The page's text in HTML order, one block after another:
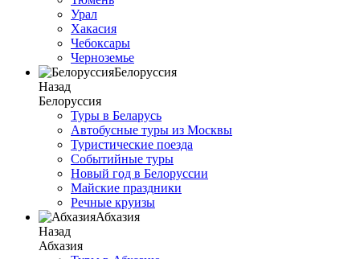
Урал
Хакасия
Чебоксары
Черноземье
Белоруссия
Назад
Белоруссия
Туры в Беларусь
Автобусные туры из Москвы
Туристические поезда
Событийные туры
Новый год в Белоруссии
Майские праздники
Речные круизы
Абхазия
Назад
Абхазия